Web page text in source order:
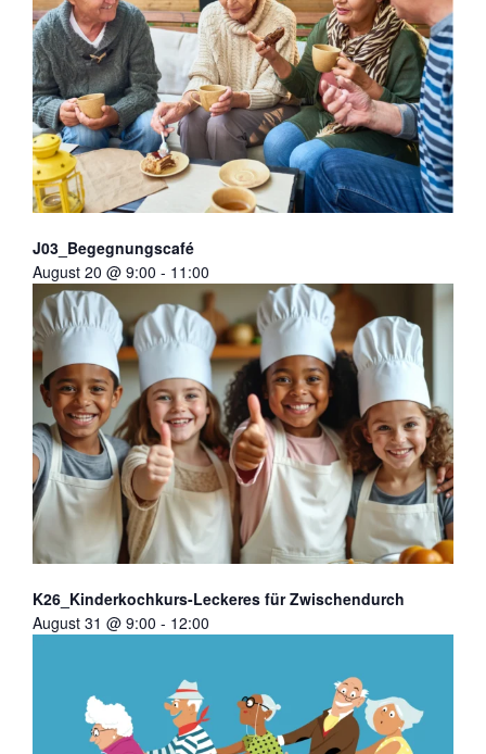
J03_Begegnungscafé
August 20 @ 9:00 - 11:00
K26_Kinderkochkurs-Leckeres für Zwischendurch
August 31 @ 9:00 - 12:00